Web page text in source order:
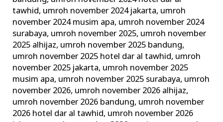
tawhid, umroh november 2024 jakarta, umroh
november 2024 musim apa, umroh november 2024
surabaya, umroh november 2025, umroh november
2025 alhijaz, umroh november 2025 bandung,
umroh november 2025 hotel dar al tawhid, umroh
november 2025 jakarta, umroh november 2025
musim apa, umroh november 2025 surabaya, umroh
november 2026, umroh november 2026 alhijaz,
umroh november 2026 bandung, umroh november
2026 hotel dar al tawhid, umroh november 2026